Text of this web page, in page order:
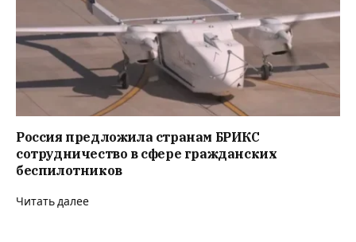
Россия предложила странам БРИКС
сотрудничество в сфере гражданских
беспилотников
Читать далее